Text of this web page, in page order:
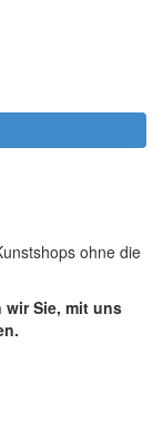
ohne die
wir Sie, mit uns